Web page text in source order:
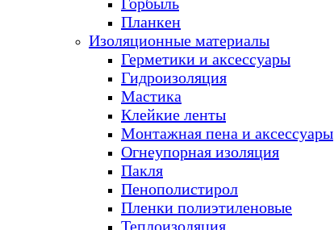
Планкен
Изоляционные материалы
Герметики и аксессуары
Гидроизоляция
Мастика
Клейкие ленты
Монтажная пена и аксессуары
Огнеупорная изоляция
Пакля
Пенополистирол
Пленки полиэтиленовые
Теплоизоляция